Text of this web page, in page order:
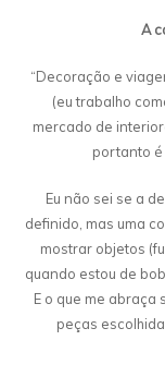
A
“Decoração e
(eu trabalho
mercado de
portanto é
Eu não sei se a
definido, mas uma
mostrar objetos
quando estou de
E o que me abraça
peças